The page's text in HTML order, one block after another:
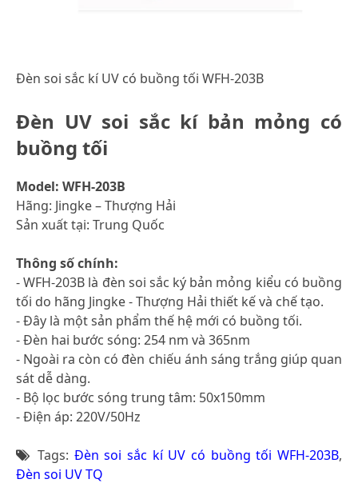
Đèn soi sắc kí UV có buồng tối WFH-203B
Đèn UV soi sắc kí bản mỏng có
buồng tối
Model: WFH-203B
Hãng: Jingke – Thượng Hải
Sản xuất tại: Trung Quốc
Thông số chính:
- WFH-203B là đèn soi sắc ký bản mỏng kiểu có buồng
tối do hãng Jingke - Thượng Hải thiết kế và chế tạo.
- Đây là một sản phẩm thế hệ mới có buồng tối.
- Đèn hai bước sóng: 254 nm và 365nm
- Ngoài ra còn có đèn chiếu ánh sáng trắng giúp quan
sát dễ dàng.
- Bộ lọc bước sóng trung tâm: 50x150mm
- Điện áp: 220V/50Hz
Tags: Đèn soi sắc kí UV có buồng tối WFH-203B,
Đèn soi UV TQ